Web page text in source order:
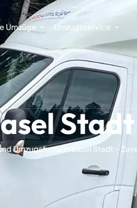
Umzüge Umzugsservice
Stadt
Umzugsfirma in Basel Stadt –